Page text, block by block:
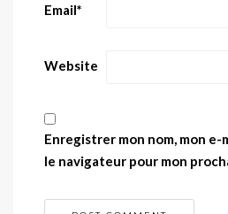
Email*
Website
Enregistrer mon nom, mon e-
le navigateur pour mon